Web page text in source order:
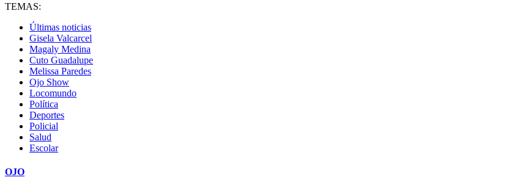
TEMAS:
Últimas noticias
Gisela Valcarcel
Magaly Medina
Cuto Guadalupe
Melissa Paredes
Ojo Show
Locomundo
Política
Deportes
Policial
Salud
Escolar
OJO